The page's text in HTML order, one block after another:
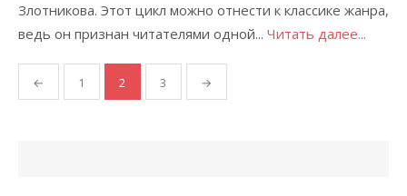
Злотникова. Этот цикл можно отнести к классике жанра,
ведь он признан читателями одной... Читать далее...
Пагинация
← 1 2 3 →